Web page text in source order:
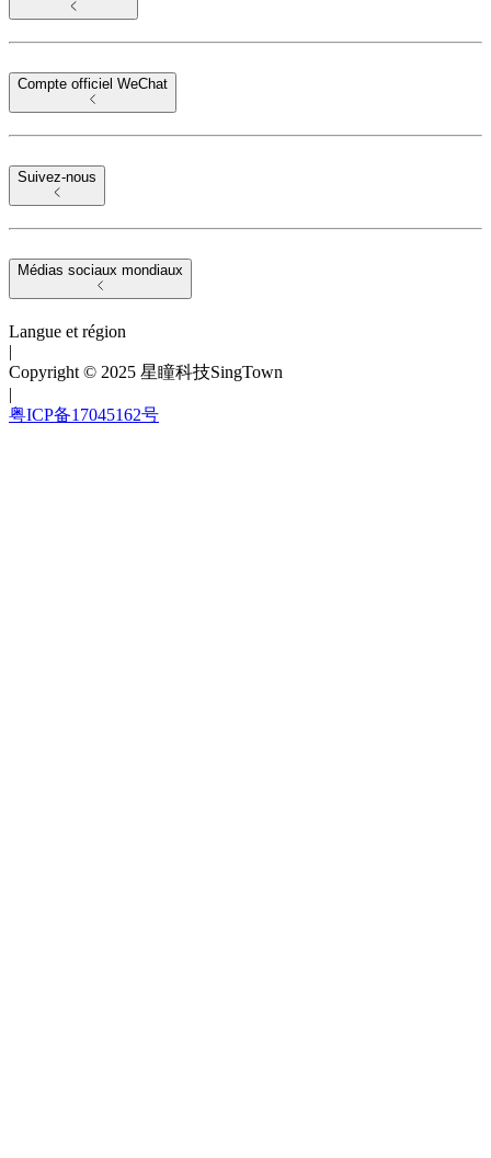
Compte officiel WeChat
Suivez-nous
Médias sociaux mondiaux
Langue et région
|
Copyright © 2025 星瞳科技SingTown
|
粤ICP备17045162号